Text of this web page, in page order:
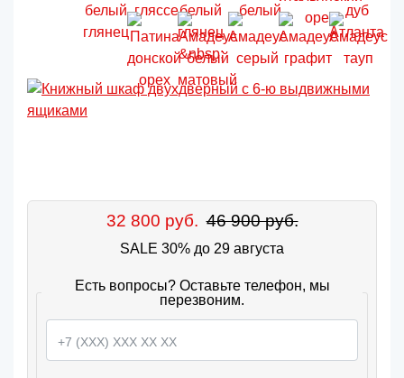
32 800 руб. 46 900 руб.
SALE 30% до 29 августа
Есть вопросы? Оставьте телефон, мы
перезвоним.